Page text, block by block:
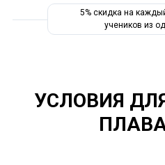
5% скидка на
учеников из
УСЛОВИЯ